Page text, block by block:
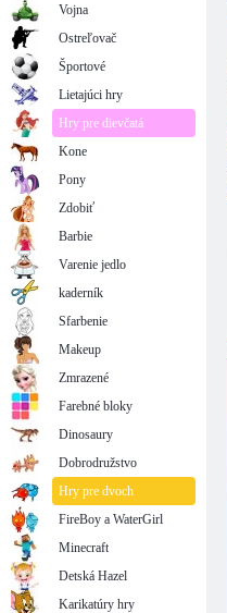
Vojna
Ostreľovač
Športové
Lietajúci hry
Hry pre dievčatá
Kone
Pony
Zdobiť
Barbie
Varenie jedlo
kaderník
Sfarbenie
Makeup
Zmrazené
Farebné bloky
Dinosaury
Dobrodružstvo
Hry pre dvoch
FireBoy a WaterGirl
Minecraft
Detská Hazel
Karikatúry hry